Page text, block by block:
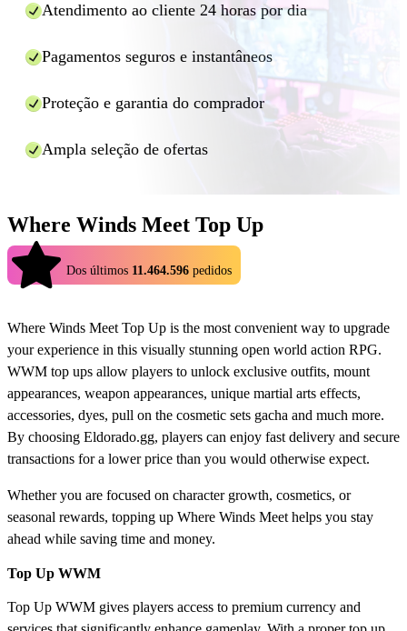
Pressione o botão “Buy now” (Comprar agora).
insira os detalhes e pressione “Pay now” (Pagar agora).
Aguarde a recarga dentro do tempo alocado (geralmente
em minutos). Se o provedor de recarga precisar de
alguma informação adicional, ele perguntará diretamente
na janela de bate-papo fornecida, portanto, não a feche
enquanto o pedido estiver sendo processado.
Atendimento ao cliente 24 horas por dia
Pagamentos seguros e instantâneos
Proteção e garantia do comprador
Ampla seleção de ofertas
Where Winds Meet Top Up
Dos últimos 11.464.596 pedidos
Where Winds Meet Top Up is the most convenient way to upgrade
your experience in this visually stunning open world action RPG.
WWM top ups allow players to unlock exclusive outfits, mount
appearances, weapon appearances, unique martial arts effects,
accessories, dyes, pull on the cosmetic sets gacha and much more.
By choosing Eldorado.gg, players can enjoy fast delivery and secure
transactions for a lower price than you would otherwise expect.
Whether you are focused on character growth, cosmetics, or
seasonal rewards, topping up Where Winds Meet helps you stay
ahead while saving time and money.
Top Up WWM
Top Up WWM gives players access to premium currency and